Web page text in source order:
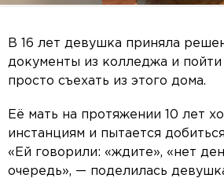
В 16 лет девушка приняла
документы из колледжа и пойти
просто съехать из этого дома.
Её мать на протяжении 10 лет
инстанциям и пытается
«Ей говорили: «ждите», «нет
очередь», — поделилась